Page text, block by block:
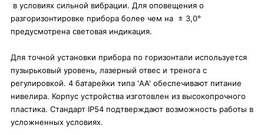
в условиях сильной вибрации. Для оповещения о
разгоризонтировке прибора более чем на ± 3,0°
предусмотрена световая индикация.
Для точной установки прибора по горизонтали используется
пузырьковый уровень, лазерный отвес и тренога с
регулировкой. 4 батарейки типа 'AA' обеспечивают питание
нивелира. Корпус устройства изготовлен из высокопрочного
пластика. Стандарт IP54 подтверждают возможность работы в
усложненных условиях.